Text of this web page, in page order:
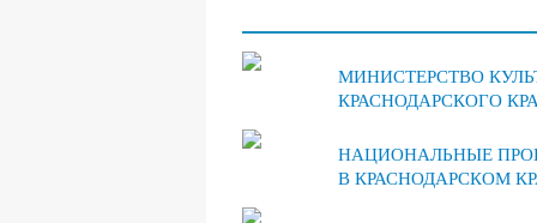
МИНИСТЕРСТВО
КРАСНОДАРСКОГО
НАЦИОНАЛЬНЫЕ
В КРАСНОДАРСКОМ